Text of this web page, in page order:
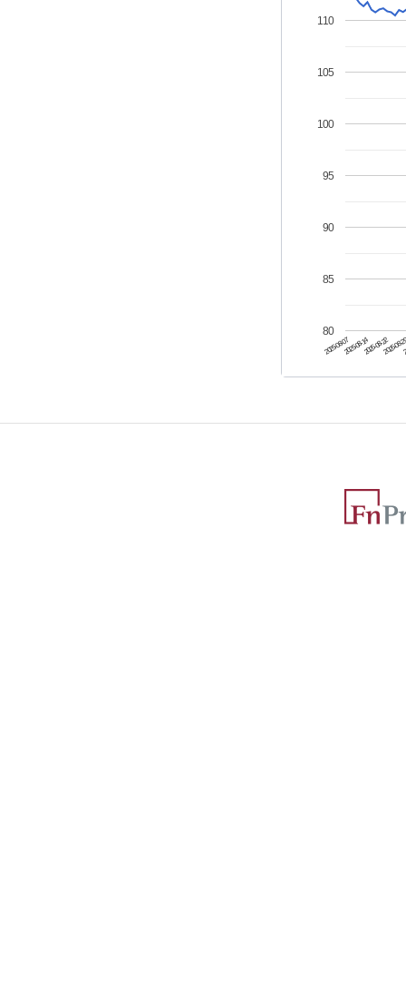
2025-08-072025-08-142025-08-222025-
80
85
90
95
100
105
110